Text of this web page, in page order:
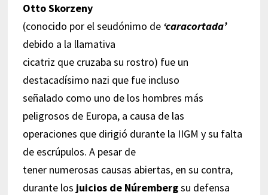
Otto Skorzeny
(conocido por el seudónimo de ‘caracortada’
debido a la llamativa
cicatriz que cruzaba su rostro) fue un
destacadísimo nazi que fue incluso
señalado como uno de los hombres más
peligrosos de Europa, a causa de las
operaciones que dirigió durante la IIGM y su falta
de escrúpulos. A pesar de
tener numerosas causas abiertas, en su contra,
durante los juicios de Núrembergsu defensa